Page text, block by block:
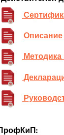
Описание
Методика